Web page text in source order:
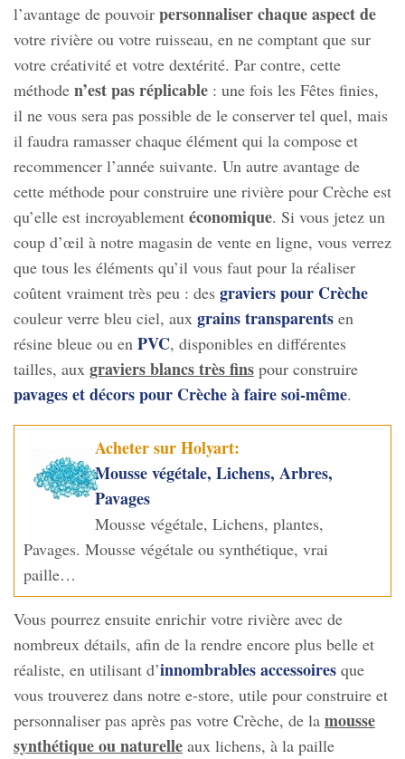
l’avantage de pouvoir personnaliser chaque aspect de
votre rivière ou votre ruisseau, en ne comptant que sur
votre créativité et votre dextérité. Par contre, cette
méthode n’est pas réplicable : une fois les Fêtes finies,
il ne vous sera pas possible de le conserver tel quel, mais
il faudra ramasser chaque élément qui la compose et
recommencer l’année suivante. Un autre avantage de
cette méthode pour construire une rivière pour Crèche est
qu’elle est incroyablement économique. Si vous jetez un
coup d’œil à notre magasin de vente en ligne, vous verrez
que tous les éléments qu’il vous faut pour la réaliser
coûtent vraiment très peu : des graviers pour Crèche
couleur verre bleu ciel, aux grains transparents en
résine bleue ou en PVC, disponibles en différentes
tailles, aux graviers blancs très fins pour construire
pavages et décors pour Crèche à faire soi-même.
Acheter sur Holyart:
Mousse végétale, Lichens, Arbres,
Pavages
Mousse végétale, Lichens, plantes,
Pavages. Mousse végétale ou synthétique, vrai
paille…
Vous pourrez ensuite enrichir votre rivière avec de
nombreux détails, afin de la rendre encore plus belle et
réaliste, en utilisant d’innombrables accessoires que
vous trouverez dans notre e-store, utile pour construire et
personnaliser pas après pas votre Crèche, de la mousse
synthétique ou naturelle aux lichens, à la paille